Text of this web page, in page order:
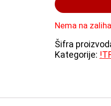
Nema na
Šifra
Kategorije: